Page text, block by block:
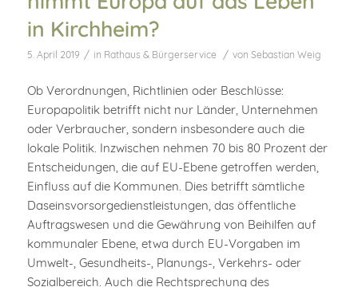
in Kirchheim?
5. April 2019 / in Rathaus & Bürgerservice / von Sebastian Weig
Ob Verordnungen, Richtlinien oder Beschlüsse:
Europapolitik betrifft nicht nur Länder, Unternehmen
oder Verbraucher, sondern insbesondere auch die
lokale Politik. Inzwischen nehmen 70 bis 80 Prozent der
Entscheidungen, die auf EU-Ebene getroffen werden,
Einfluss auf die Kommunen. Dies betrifft sämtliche
Daseinsvorsorgedienstleistungen, das öffentliche
Auftragswesen und die Gewährung von Beihilfen auf
kommunaler Ebene, etwa durch EU-Vorgaben im
Umwelt-, Gesundheits-, Planungs-, Verkehrs- oder
Sozialbereich. Auch die Rechtsprechung des